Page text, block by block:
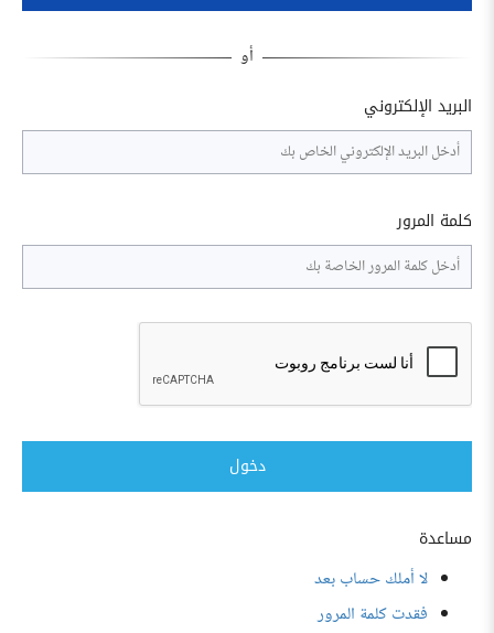
البريد الإلكتروني
كلمة المرور
دخول
مساعدة
لا أملك حساب بعد
فقدت كلمة المرور